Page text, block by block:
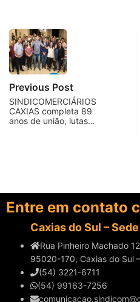
Previous Post
SINDICOMERCIÁRIOS
CAXIAS completa 89
anos de união, lutas…
Entre em contato
Caxias do Sul – Sede
Rua Pinheiro Machado
95020-170, Caxias do Sul
(54) 3221-6711
(54) 99163-7256